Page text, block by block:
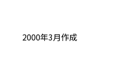
2000年3月作成